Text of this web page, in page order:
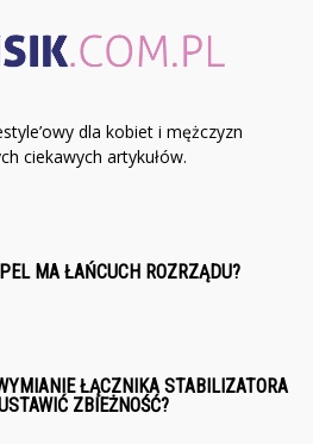
dla kobiet i mężczyzn
ciekawych artykułów.
MA ŁAŃCUCH ROZRZĄDU?
ŁĄCZNIKA STABILIZATORA
ZBIEŻNOŚĆ?